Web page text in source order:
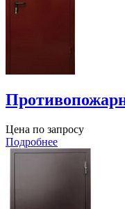
Цена по запросу
Подробнее